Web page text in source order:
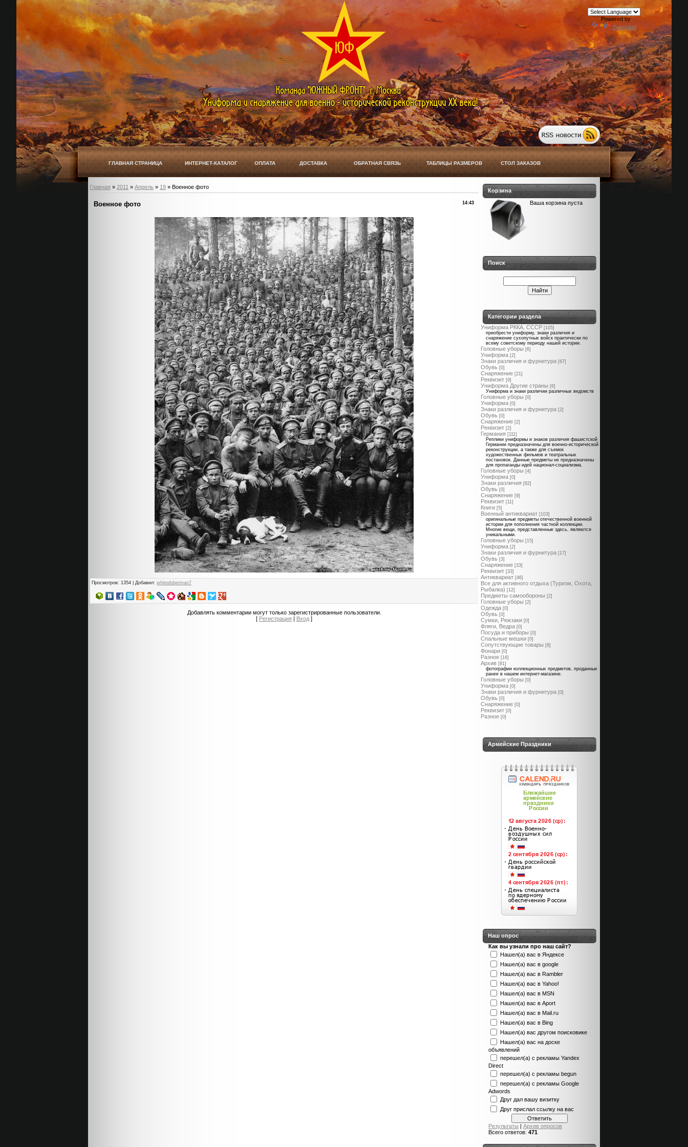
Powered by
Translate
ГЛАВНАЯ СТРАНИЦА ИНТЕРНЕТ-КАТАЛОГ ОПЛАТА ДОСТАВКА ОБРАТНАЯ СВЯЗЬ ТАБЛИЦЫ РАЗМЕРОВ СТОЛ ЗАКАЗОВ
Главная » 2011 » Апрель » 19 » Военное фото
14:43
Военное фото
Просмотров: 1354 | Добавил: whitedoberman7
Добавлять комментарии могут только зарегистрированные пользователи.
[ Регистрация | Вход ]
Корзина
Ваша корзина пуста
Поиск
Категории раздела
Униформа РККА, СССР [105]
приобрести униформу, знаки различия и
снаряжение сухопутных войск практически по
всему советскому периоду нашей истории.
Головные уборы [6]
Униформа [2]
Знаки различия и фурнитура [67]
Обувь [0]
Снаряжение [21]
Реквизит [9]
Униформа Другие страны [6]
Униформа и знаки различии различных ведомств
Головные уборы [0]
Униформа [0]
Знаки различия и фурнитура [2]
Обувь [0]
Снаряжение [2]
Реквизит [2]
Германия [111]
Реплики униформы и знаков различия фашистской
Германии предназначены для военно-исторической
реконструкции, а также для съемок
художественных фильмов и театральных
постановок. Данные предметы не предназначены
для пропаганды идей национал-социализма.
Головные уборы [4]
Униформа [0]
Знаки различия [82]
Обувь [0]
Снаряжение [9]
Реквизит [11]
Книги [5]
Военный антиквариат [103]
оригинальные предметы отечественной военной
истории для пополнения частной коллекции.
Многие вещи, представленные здесь, являются
уникальными.
Головные уборы [15]
Униформа [2]
Знаки различия и фурнитура [17]
Обувь [3]
Снаряжение [33]
Реквизит [33]
Антиквариат [46]
Все для активного отдыха (Туризм, Охота,
Рыбалка) [12]
Предметы самообороны [2]
Головные уборы [2]
Одежда [0]
Обувь [0]
Сумки, Рюкзаки [0]
Фляги, Ведра [0]
Посуда и приборы [0]
Спальные мешки [0]
Сопутствующие товары [8]
Фонари [0]
Разное [16]
Архив [81]
фотографии коллекционных предметов, проданных
ранее в нашем интернет-магазине.
Головные уборы [0]
Униформа [0]
Знаки различия и фурнитура [0]
Обувь [0]
Снаряжение [0]
Реквизит [0]
Разное [0]
Армейские Праздники
Наш опрос
Как вы узнали про наш сайт?
Нашел(а) вас в Яндексе
Нашел(а) вас в google
Нашел(а) вас в Rambler
Нашел(а) вас в Yahoo!
Нашел(а) вас в MSN
Нашел(а) вас в Aport
Нашел(а) вас в Mail.ru
Нашел(а) вас в Bing
Нашел(а) вас другом поисковике
Нашел(а) вас на доске
объявлений
перешел(а) с рекламы Yandex
Direct
перешел(а) с рекламы begun
перешел(а) с рекламы Google
Adwords
Друг дал вашу визитку
Друг прислал ссылку на вас
Результаты | Архив опросов
Всего ответов: 471